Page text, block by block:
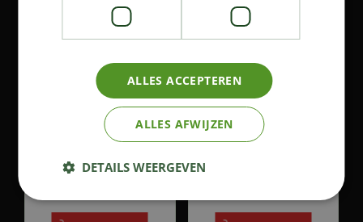
Weber Hoodie 'The
Original' S/M
Weber Hoodie 'The
ALLES ACCEPTEREN
ALLES AFWIJZEN
DETAILS WEERGEVEN